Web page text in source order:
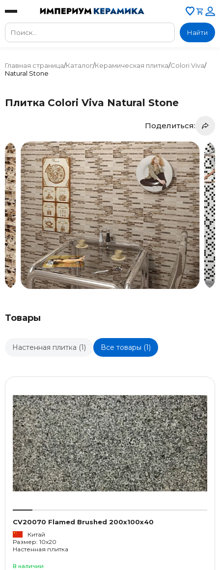
Найти
Главная страница/Каталог/Керамическая плитка/Colori Viva/
Natural Stone
Плитка Colori Viva Natural Stone
Поделиться:
Товары
Настенная плитка (1) Все товары (1)
CV20070 Flamed Brushed 200x100x40
Китай
Размер: 10x20
Настенная плитка
В наличии